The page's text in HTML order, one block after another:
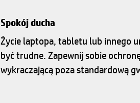
Spokój ducha
Życie laptopa, tabletu lub innego
być trudne. Zapewnij sobie
wykraczającą poza standardową